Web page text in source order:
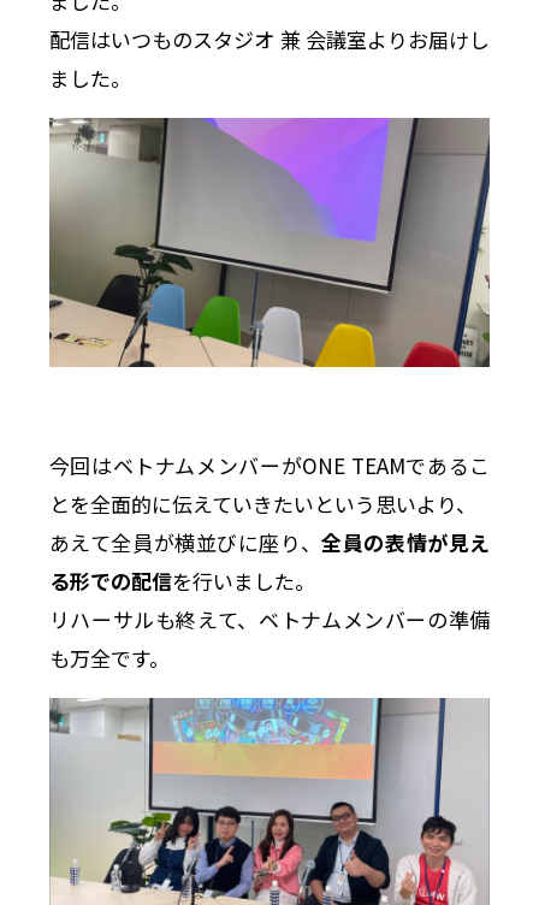
配信はいつものスタジオ 兼 会議室よりお届けし
ました。
今回はベトナムメンバーがONE TEAMであるこ
とを全面的に伝えていきたいという思いより、
あえて全員が横並びに座り、全員の表情が見え
る形での配信を行いました。
リハーサルも終えて、ベトナムメンバーの準備
も万全です。